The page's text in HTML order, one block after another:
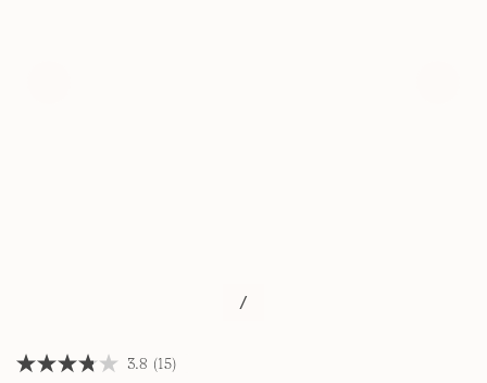
/
3.8
3.8 (15)